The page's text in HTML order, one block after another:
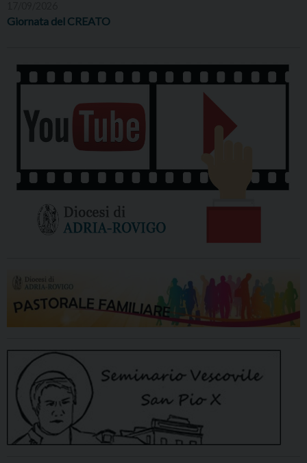
Giornata del CREATO